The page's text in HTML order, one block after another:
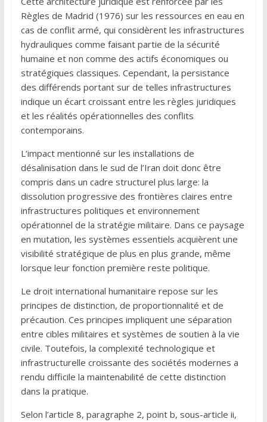
Règles de Madrid (1976) sur les ressources en eau en
cas de conflit armé, qui considèrent les infrastructures
hydrauliques comme faisant partie de la sécurité
humaine et non comme des actifs économiques ou
stratégiques classiques. Cependant, la persistance
des différends portant sur de telles infrastructures
indique un écart croissant entre les règles juridiques
et les réalités opérationnelles des conflits
contemporains.
L’impact mentionné sur les installations de
désalinisation dans le sud de l’Iran doit donc être
compris dans un cadre structurel plus large: la
dissolution progressive des frontières claires entre
infrastructures politiques et environnement
opérationnel de la stratégie militaire. Dans ce paysage
en mutation, les systèmes essentiels acquièrent une
visibilité stratégique de plus en plus grande, même
lorsque leur fonction première reste politique.
Le droit international humanitaire repose sur les
principes de distinction, de proportionnalité et de
précaution. Ces principes impliquent une séparation
entre cibles militaires et systèmes de soutien à la vie
civile. Toutefois, la complexité technologique et
infrastructurelle croissante des sociétés modernes a
rendu difficile la maintenabilité de cette distinction
dans la pratique.
Selon l’article 8, paragraphe 2, point b, sous-article ii,